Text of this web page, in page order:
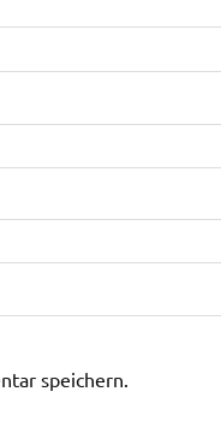
speichern.